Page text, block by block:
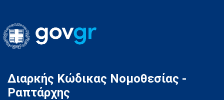
Gov.gr
Διαρκής Κώδικας Νομοθεσίας -
Ραπτάρχης